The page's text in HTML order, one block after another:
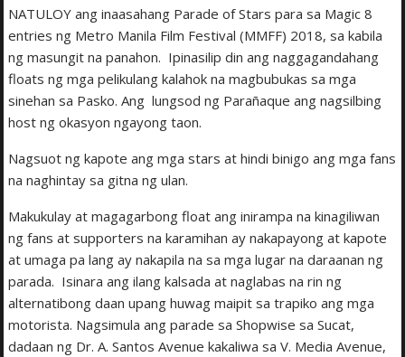
NATULOY ang inaasahang Parade of Stars para sa Magic 8
entries ng Metro Manila Film Festival (MMFF) 2018, sa kabila
ng masungit na panahon. Ipinasilip din ang naggagandahang
floats ng mga pelikulang kalahok na magbubukas sa mga
sinehan sa Pasko. Ang lungsod ng Parañaque ang nagsilbing
host ng okasyon ngayong taon.
Nagsuot ng kapote ang mga stars at hindi binigo ang mga fans
na naghintay sa gitna ng ulan.
Makukulay at magagarbong float ang inirampa na kinagiliwan
ng fans at supporters na karamihan ay nakapayong at kapote
at umaga pa lang ay nakapila na sa mga lugar na daraanan ng
parada. Isinara ang ilang kalsada at naglabas na rin ng
alternatibong daan upang huwag maipit sa trapiko ang mga
motorista. Nagsimula ang parade sa Shopwise sa Sucat,
dadaan ng Dr. A. Santos Avenue kakaliwa sa V. Media Avenue,